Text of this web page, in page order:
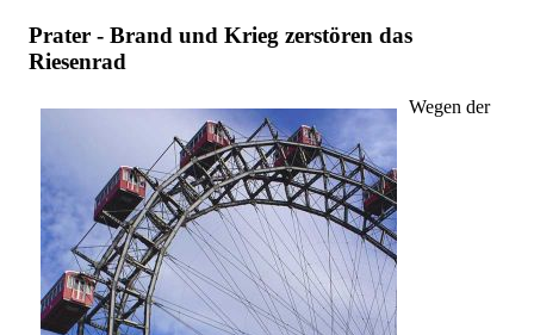
Prater - Brand und Krieg zerstören das
Riesenrad
Wegen der